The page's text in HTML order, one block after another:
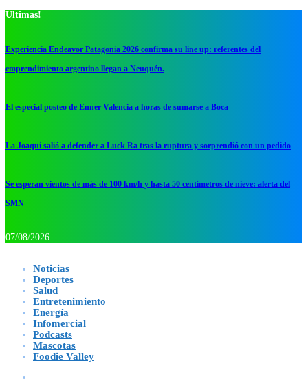
Ultimas!
Experiencia Endeavor Patagonia 2026 confirma su line up: referentes del
emprendimiento argentino llegan a Neuquén.
El especial posteo de Enner Valencia a horas de sumarse a Boca
La Joaqui salió a defender a Luck Ra tras la ruptura y sorprendió con un pedido
Se esperan vientos de más de 100 km/h y hasta 50 centímetros de nieve: alerta del
SMN
07/08/2026
Noticias
Deportes
Salud
Entretenimiento
Energía
Infomercial
Podcasts
Mascotas
Foodie Valley